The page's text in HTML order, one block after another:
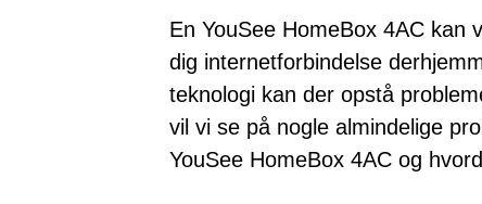
En YouSee HomeBox 4AC
dig internetforbindelse
teknologi kan der opstå
vil vi se på nogle almindelige
YouSee HomeBox 4AC og